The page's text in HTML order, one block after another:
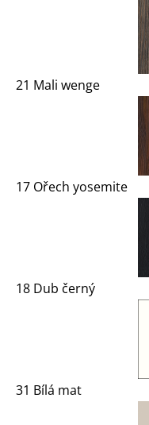
21 Mali wenge
17 Ořech yosemite
18 Dub černý
31 Bílá mat